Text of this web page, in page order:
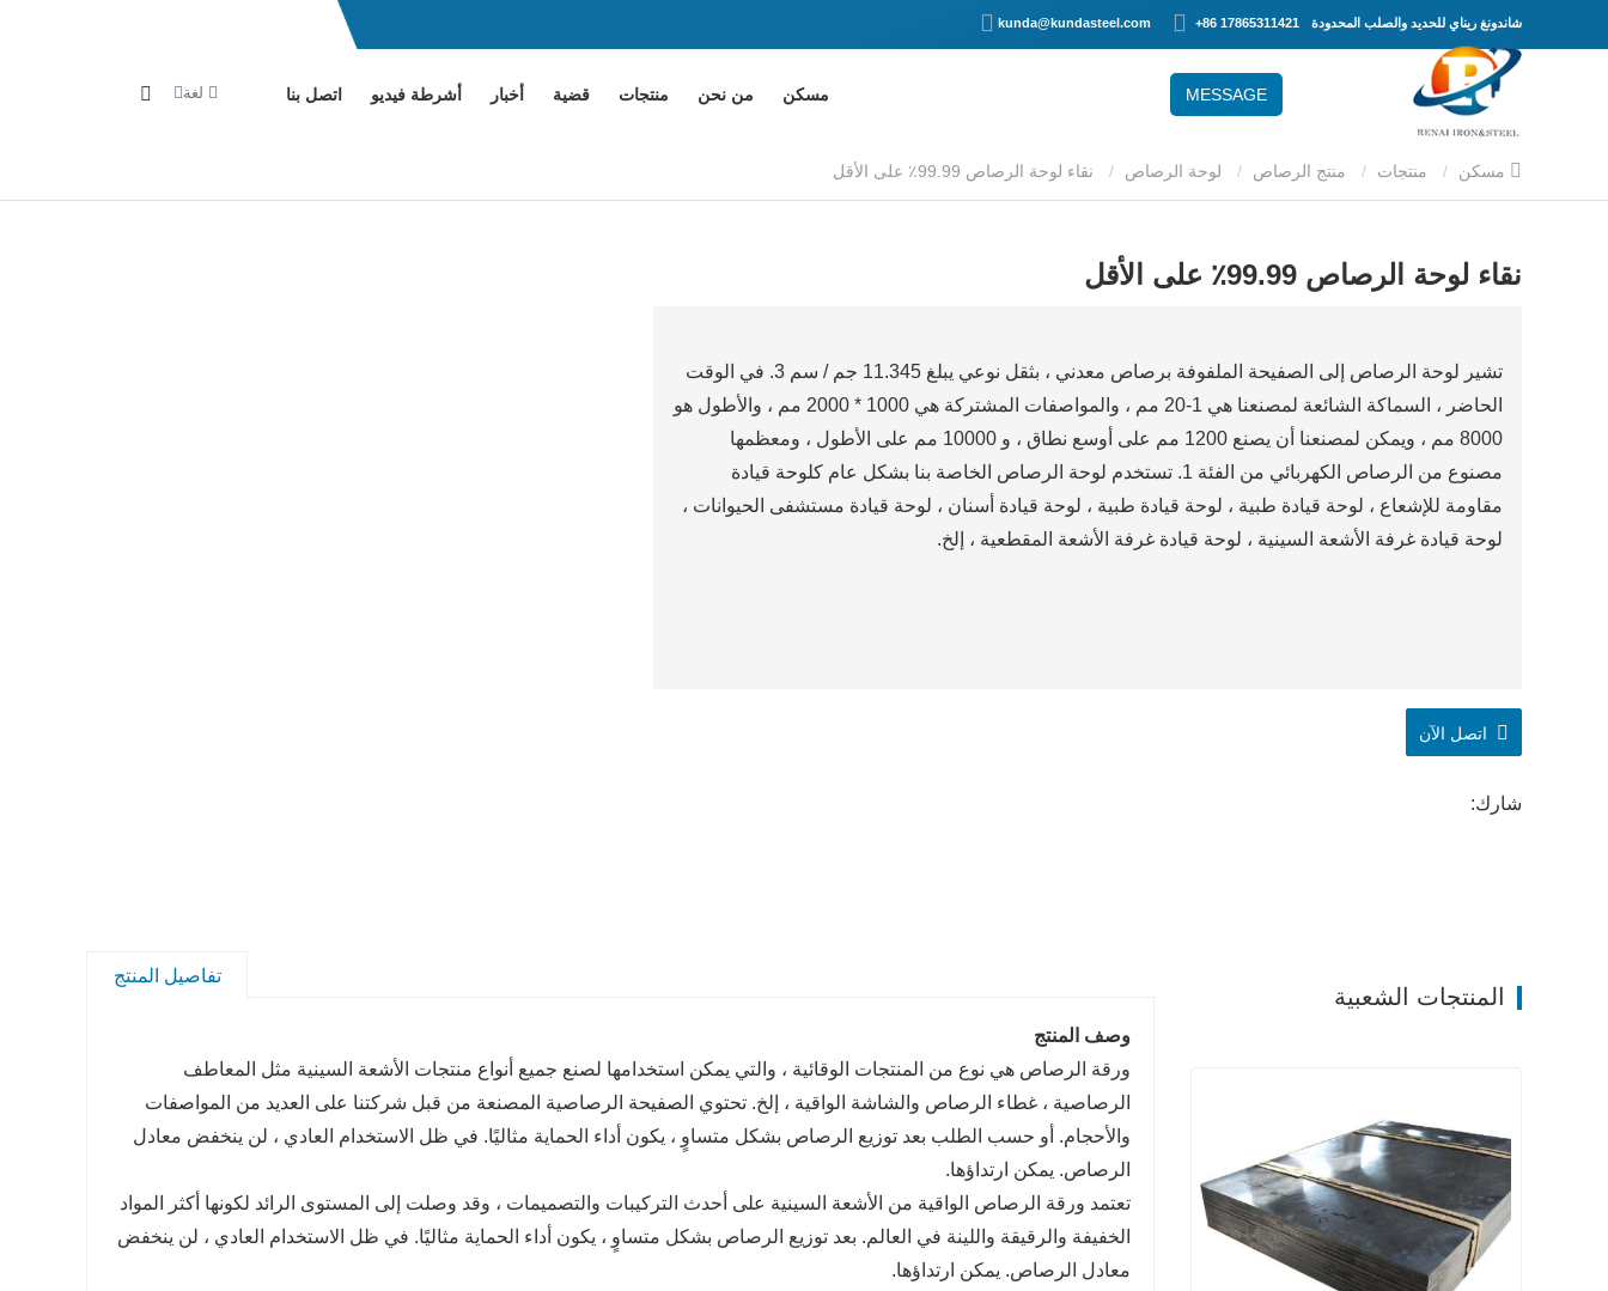
شاندونغ ريناي للحديد والصلب المحدودة +86 17865311421
kunda@kundasteel.com
مسكن من نحن منتجات قضية أخبار أشرطة فيديو اتصل بنا MESSAGE لغة
منتجات منتج الرصاص لوحة الرصاص
نقاء لوحة الرصاص 99.99٪ على الأقل
تشير لوحة الرصاص إلى الصفيحة الملفوفة برصاص معدني ، بثقل نوعي يبلغ 11.345 جم / سم 3. في الوقت
الحاضر ، السماكة الشائعة لمصنعنا هي 1-20 مم ، والمواصفات المشتركة هي 1000 * 2000 مم ، والأطول هو
8000 مم ، ويمكن لمصنعنا أن يصنع 1200 مم على أوسع نطاق ، و 10000 مم على الأطول ، ومعظمها
مصنوع من الرصاص الكهربائي من الفئة 1. تستخدم لوحة الرصاص الخاصة بنا بشكل عام كلوحة قيادة
مقاومة للإشعاع ، لوحة قيادة طبية ، لوحة قيادة طبية ، لوحة قيادة أسنان ، لوحة قيادة مستشفى الحيوانات ،
لوحة قيادة غرفة الأشعة السينية ، لوحة قيادة غرفة الأشعة المقطعية ، إلخ.
اتصل الآن
شارك:
تفاصيل المنتج
وصف المنتج
ورقة الرصاص هي نوع من المنتجات الوقائية ، والتي يمكن استخدامها لصنع جميع أنواع منتجات الأشعة السينية مثل المعاطف
الرصاصية ، غطاء الرصاص والشاشة الواقية ، إلخ. تحتوي الصفيحة الرصاصية المصنعة من قبل شركتنا على العديد من المواصفات
والأحجام. أو حسب الطلب بعد توزيع الرصاص بشكل متساوٍ ، يكون أداء الحماية مثاليًا. في ظل الاستخدام العادي ، لن ينخفض ​​معادل
الرصاص. يمكن ارتداؤها.
تعتمد ورقة الرصاص الواقية من الأشعة السينية على أحدث التركيبات والتصميمات ، وقد وصلت إلى المستوى الرائد لكونها أكثر المواد
الخفيفة والرقيقة واللينة في العالم. بعد توزيع الرصاص بشكل متساوٍ ، يكون أداء الحماية مثاليًا. في ظل الاستخدام العادي ، لن ينخفض ​​
معادل الرصاص. يمكن ارتداؤها.
المنتجات الشعبية